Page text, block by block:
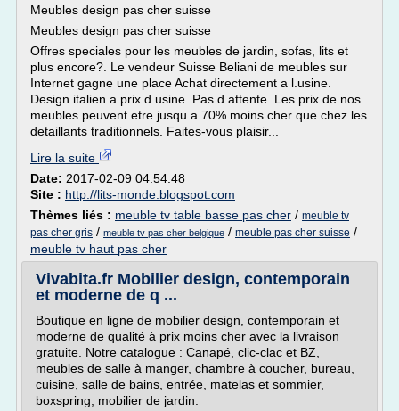
Meubles design pas cher suisse
Meubles design pas cher suisse
Offres speciales pour les meubles de jardin, sofas, lits et
plus encore?. Le vendeur Suisse Beliani de meubles sur
Internet gagne une place Achat directement a l.usine.
Design italien a prix d.usine. Pas d.attente. Les prix de nos
meubles peuvent etre jusqu.a 70% moins cher que chez les
detaillants traditionnels. Faites-vous plaisir...
Lire la suite
Date: 2017-02-09 04:54:48
Site : http://lits-monde.blogspot.com
Thèmes liés : meuble tv table basse pas cher / meuble tv
pas cher gris / meuble tv pas cher belgique / meuble pas cher suisse /
meuble tv haut pas cher
Vivabita.fr Mobilier design, contemporain
et moderne de q ...
Boutique en ligne de mobilier design, contemporain et
moderne de qualité à prix moins cher avec la livraison
gratuite. Notre catalogue : Canapé, clic-clac et BZ,
meubles de salle à manger, chambre à coucher, bureau,
cuisine, salle de bains, entrée, matelas et sommier,
boxspring, mobilier de jardin.